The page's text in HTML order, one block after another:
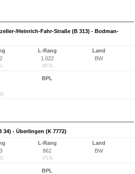
Heinrich-Fahr-Straße (B 313) - Bodman-
L-Rang
1.022
(871)
Land
BW
BPL
- Überlingen (K 7772)
L-Rang
862
(713)
Land
BW
BPL